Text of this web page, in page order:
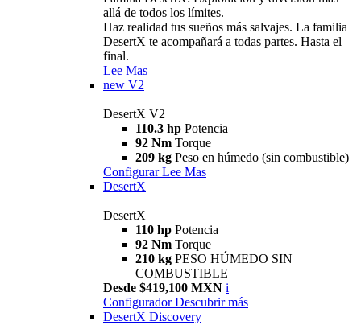
allá de todos los límites.
Haz realidad tus sueños más salvajes. La familia
DesertX te acompañará a todas partes. Hasta el
final.
Lee Mas
new V2
DesertX V2
110.3 hp Potencia
92 Nm Torque
209 kg Peso en húmedo (sin combustible)
Configurar Lee Mas
DesertX
DesertX
110 hp Potencia
92 Nm Torque
210 kg PESO HÚMEDO SIN
COMBUSTIBLE
Desde $419,100 MXN i
Configurador Descubrir más
DesertX Discovery